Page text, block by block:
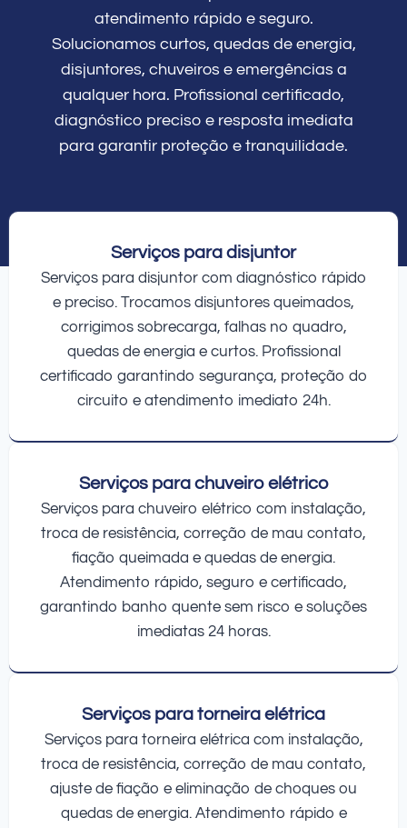
atendimento rápido e seguro.
Solucionamos curtos, quedas de energia,
disjuntores, chuveiros e emergências a
qualquer hora. Profissional certificado,
diagnóstico preciso e resposta imediata
para garantir proteção e tranquilidade.
Serviços para disjuntor
Serviços para disjuntor com diagnóstico rápido
e preciso. Trocamos disjuntores queimados,
corrigimos sobrecarga, falhas no quadro,
quedas de energia e curtos. Profissional
certificado garantindo segurança, proteção do
circuito e atendimento imediato 24h.
Serviços para chuveiro elétrico
Serviços para chuveiro elétrico com instalação,
troca de resistência, correção de mau contato,
fiação queimada e quedas de energia.
Atendimento rápido, seguro e certificado,
garantindo banho quente sem risco e soluções
imediatas 24 horas.
Serviços para torneira elétrica
Serviços para torneira elétrica com instalação,
troca de resistência, correção de mau contato,
ajuste de fiação e eliminação de choques ou
quedas de energia. Atendimento rápido e